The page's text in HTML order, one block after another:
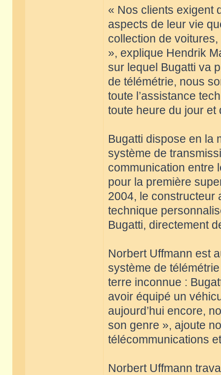
« Nos clients exigent
aspects de leur vie
collection de
», explique Hendrik
sur lequel Bugatti va
de télémétrie, nous
toute l’assistance
toute heure du jour et
Bugatti dispose en la
système de
communication entre
pour la première
2004, le constructeur
technique
Bugatti, directement
Norbert Uffmann est
système de
terre inconnue :
avoir équipé un
aujourd’hui encore,
son genre », ajoute
télécommunications
Norbert Uffmann